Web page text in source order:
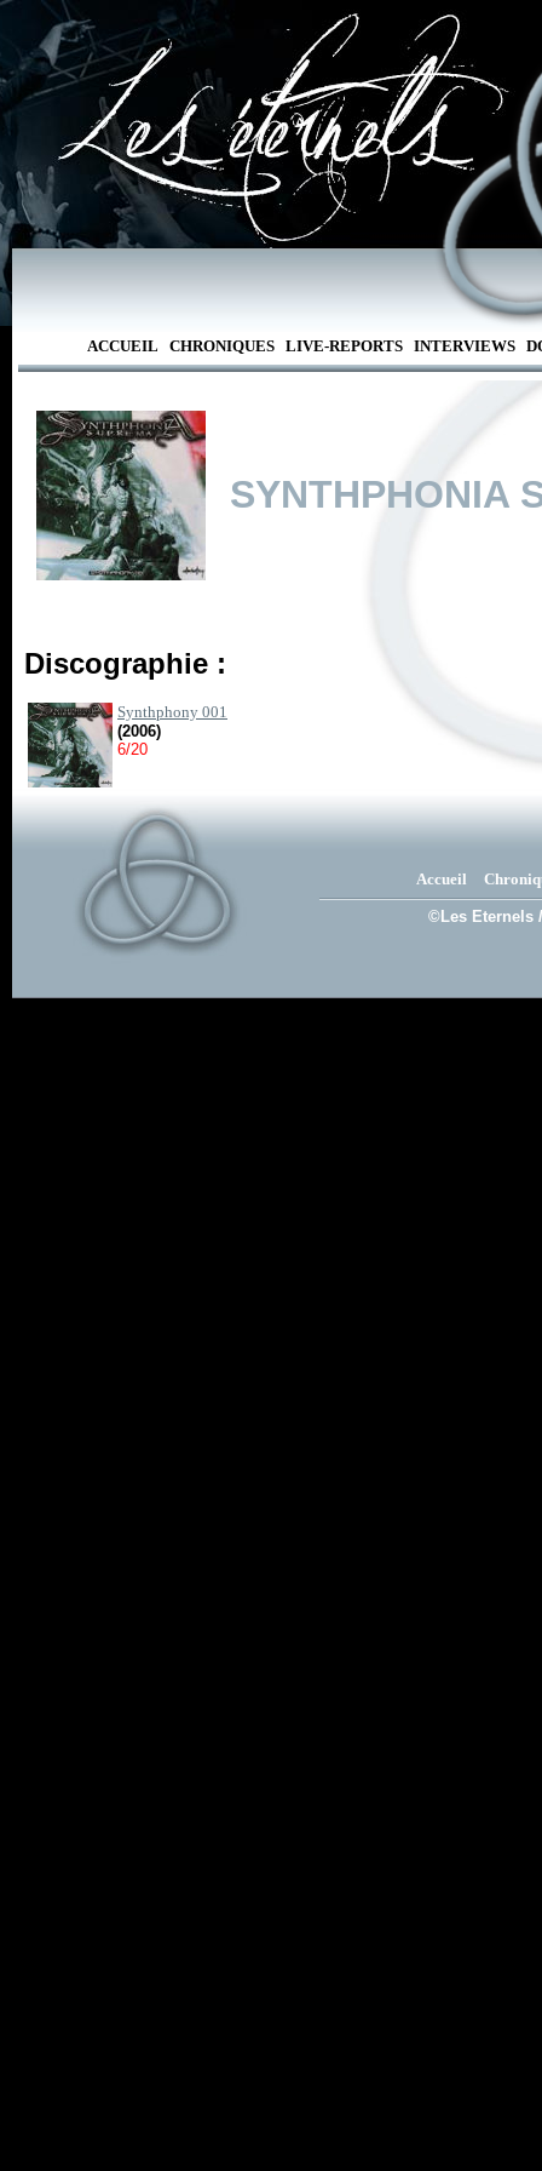
ACCUEIL CHRONIQUES LIVE-REPORTS INTERVIEWS
SYNTHPHONIA
Discographie :
Synthphony 001
(2006)
6/20
Accueil
©Les Eternels